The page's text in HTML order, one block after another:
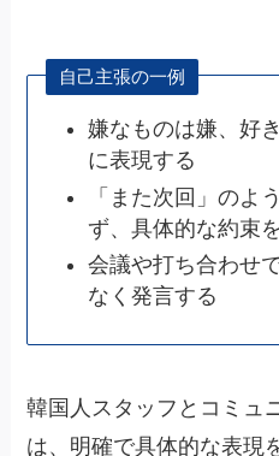
自己主張の一例
嫌なものは嫌、好
に表現する
「また次回」のよ
ず、具体的な約束
会議や打ち合わせ
なく発言する
韓国人スタッフとコミュ
は、明確で具体的な表現